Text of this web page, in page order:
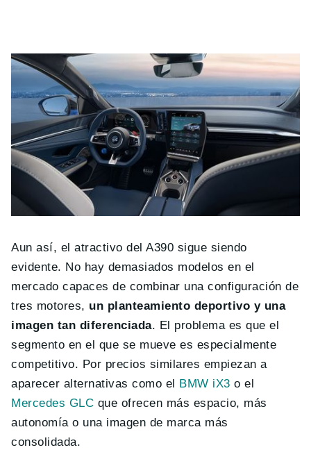
Aun así, el atractivo del A390 sigue siendo
evidente. No hay demasiados modelos en el
mercado capaces de combinar una configuración de
tres motores, un planteamiento deportivo y una
imagen tan diferenciada. El problema es que el
segmento en el que se mueve es especialmente
competitivo. Por precios similares empiezan a
aparecer alternativas como el BMW iX3 o el
Mercedes GLC que ofrecen más espacio, más
autonomía o una imagen de marca más
consolidada.